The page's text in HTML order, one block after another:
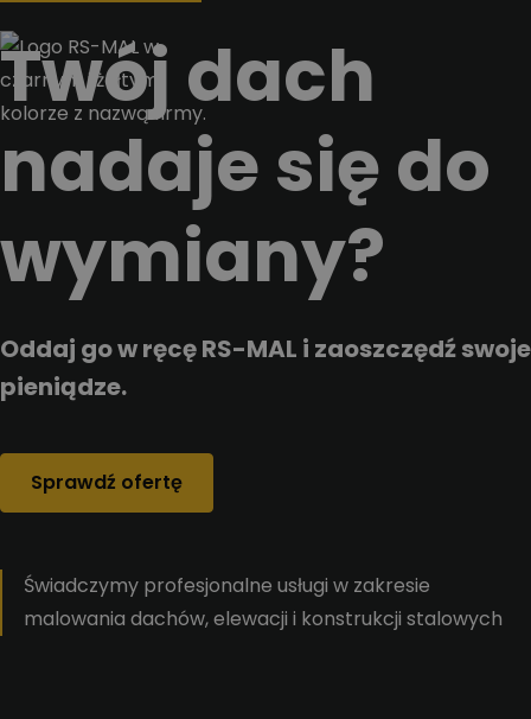
Twój dach
nadaje się do
wymiany?
Oddaj go w ręcę RS-MAL i zaoszczędź swoje
pieniądze.
Sprawdź ofertę
Świadczymy profesjonalne usługi w zakresie
malowania dachów, elewacji i konstrukcji stalowych